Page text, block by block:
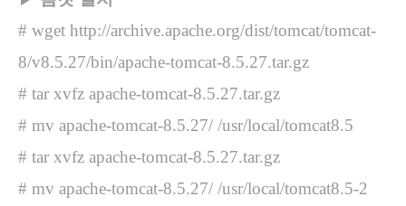
# wget http://archive.apache.org/dist/tomcat/tomcat-
8/v8.5.27/bin/apache-tomcat-8.5.27.tar.gz
# tar xvfz apache-tomcat-8.5.27.tar.gz
# mv apache-tomcat-8.5.27/ /usr/local/tomcat8.5
# tar xvfz apache-tomcat-8.5.27.tar.gz
# mv apache-tomcat-8.5.27/ /usr/local/tomcat8.5-2